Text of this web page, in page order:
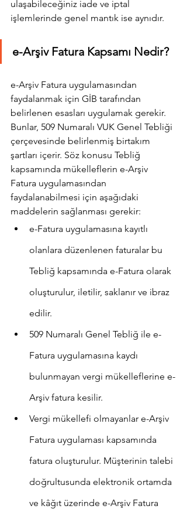
ulaşabileceğiniz iade ve iptal
işlemlerinde genel mantık ise aynıdır.
e-Arşiv Fatura Kapsamı Nedir?
e-Arşiv Fatura uygulamasından
faydalanmak için GİB tarafından
belirlenen esasları uygulamak gerekir.
Bunlar, 509 Numaralı VUK Genel Tebliği
çerçevesinde belirlenmiş birtakım
şartları içerir. Söz konusu Tebliğ
kapsamında mükelleflerin e-Arşiv
Fatura uygulamasından
faydalanabilmesi için aşağıdaki
maddelerin sağlanması gerekir:
e-Fatura uygulamasına kayıtlı
olanlara düzenlenen faturalar bu
Tebliğ kapsamında e-Fatura olarak
oluşturulur, iletilir, saklanır ve ibraz
edilir.
509 Numaralı Genel Tebliğ ile e-
Fatura uygulamasına kaydı
bulunmayan vergi mükelleflerine e-
Arşiv fatura kesilir.
Vergi mükellefi olmayanlar e-Arşiv
Fatura uygulaması kapsamında
fatura oluşturulur. Müşterinin talebi
doğrultusunda elektronik ortamda
ve kâğıt üzerinde e-Arşiv Fatura